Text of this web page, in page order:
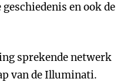
en ook de
sprekende netwerk
van de Illuminati.